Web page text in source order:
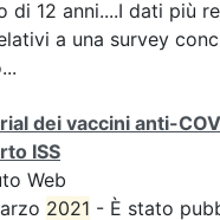
di 12 anni....I dati più
a una survey
dei vaccini anti-
ISS
Web
2021 - È stato